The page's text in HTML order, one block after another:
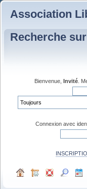
Association
Recherche
Bienvenue, Invité .
Connexion avec